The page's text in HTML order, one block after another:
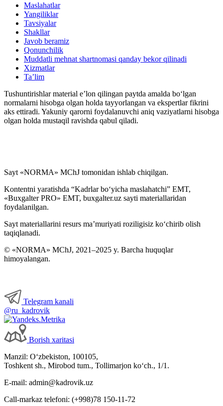
Maslahatlar
Yangiliklar
Tavsiyalar
Shakllar
Javob beramiz
Qonunchilik
Muddatli mehnat shartnomasi qanday bekor qilinadi
Xizmatlar
Ta’lim
Tushuntirishlar material e’lon qilingan paytda amalda boʻlgan
normalarni hisobga olgan holda tayyorlangan va ekspertlar fikrini
aks ettiradi. Yakuniy qarorni foydalanuvchi aniq vaziyatlarni hisobga
olgan holda mustaqil ravishda qabul qiladi.
Sayt «NORMA» MChJ tomonidan ishlab chiqilgan.
Kontentni yaratishda “Kadrlar boʻyicha maslahatchi” EMT,
«Buxgalter PRO» EMT, buxgalter.uz sayti materiallaridan
foydalanilgan.
Sayt materiallarini resurs ma’muriyati roziligisiz koʻchirib olish
taqiqlanadi.
© «NORMA» MChJ, 2021–2025 y. Barcha huquqlar
himoyalangan.
Telegram kanali
@ru_kadrovik
Borish хaritasi
Manzil: Oʻzbekiston, 100105,
Toshkent sh., Mirobod tum., Tollimarjon koʻch., 1/1.
E-mail: admin@kadrovik.uz
Call-markaz telefoni: (+998)78 150-11-72